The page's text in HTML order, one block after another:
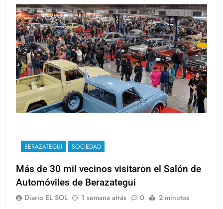
BERAZATEGUI SOCIEDAD
Más de 30 mil vecinos visitaron el Salón de
Automóviles de Berazategui
Diario EL SOL 1 semana atrás 0 2 minutos